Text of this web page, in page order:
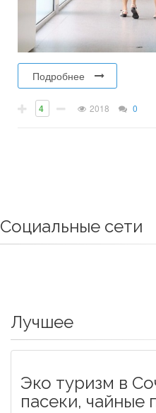
Подробнее
4 2018 0
Социальные сети
Лучшее
Эко туризм в
пасеки, чайные